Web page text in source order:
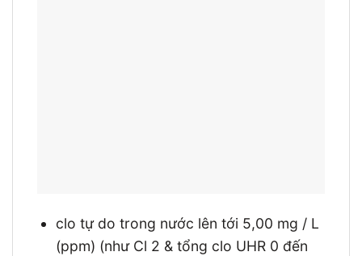
clo tự do trong nước lên tới 5,00 mg / L
(ppm) (như Cl 2 & tổng clo UHR 0 đến